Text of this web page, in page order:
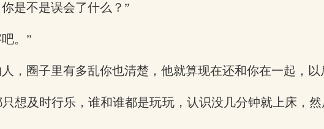
是不是误会了什么？”
。”
，圈子里有多乱你也清楚，他就算现在还和你在一起，
想及时行乐，谁和谁都是玩玩，认识没几分钟就上床，